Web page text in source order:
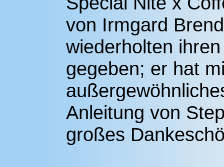
von Irmgard
wiederholten
gegeben; er hat
Anleitung von
großes